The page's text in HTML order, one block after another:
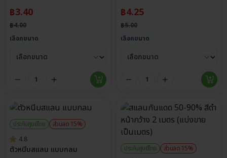
฿3.40
฿4.00
เลือกขนาด
฿4.25
฿5.00
เลือกขนาด
ประกันศูนย์ไทย
ส่วนลด 15%
4.8
ตัวหนีบสแลน แบบกลม ประกันศูนย์ไทย
ส่วนลด 15%